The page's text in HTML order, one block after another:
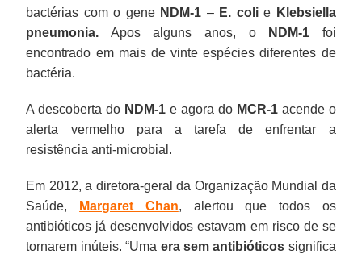
bactérias com o gene NDM-1 – E. colie Klebsiella
pneumonia. Apos alguns anos, o NDM-1 foi
encontrado em mais de vinte espécies diferentes de
bactéria.
A descoberta do NDM-1 e agora do MCR-1acende o
alerta vermelho para a tarefa de enfrentar a
resistência anti-microbial.
Em 2012, a diretora-geral da Organização Mundial da
Saúde,
Margaret Chan, alertou que todos os
antibióticos já desenvolvidos estavam em risco de se
tornarem inúteis. “Uma era sem antibióticos significa